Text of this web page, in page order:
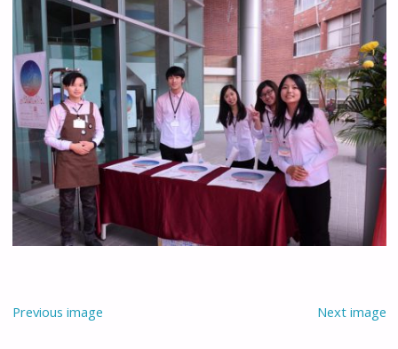
Previous image Next image